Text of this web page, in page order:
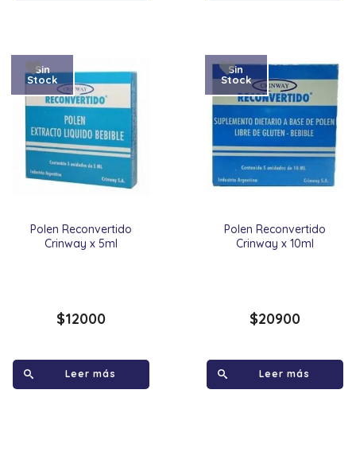
Polen Reconvertido
Crinway x 5ml
Sin
Stock
$12000
Leer más
Polen Reconvertido
Crinway x 10ml
Sin
Stock
$20900
Leer más